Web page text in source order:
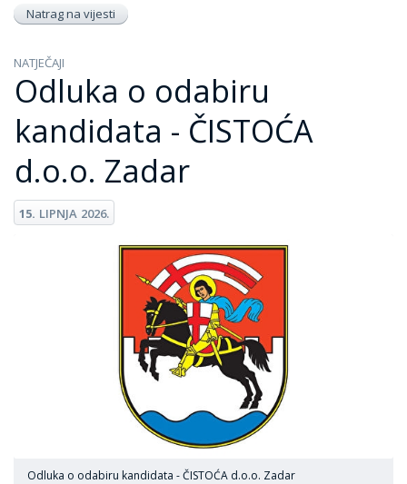
Natrag na vijesti
NATJEČAJI
Odluka o odabiru
kandidata - ČISTOĆA
d.o.o. Zadar
15. LIPNJA 2026.
Odluka o odabiru kandidata - ČISTOĆA d.o.o. Zadar